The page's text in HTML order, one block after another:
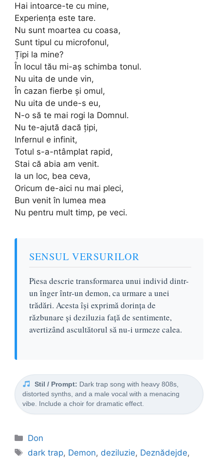
Hai intoarce-te cu mine,
Experiența este tare.
Nu sunt moartea cu coasa,
Sunt tipul cu microfonul,
Țipi la mine?
În locul tău mi-aș schimba tonul.
Nu uita de unde vin,
În cazan fierbe și omul,
Nu uita de unde-s eu,
N-o să te mai rogi la Domnul.
Nu te-ajută dacă țipi,
Infernul e infinit,
Totul s-a-ntâmplat rapid,
Stai că abia am venit.
Ia un loc, bea ceva,
Oricum de-aici nu mai pleci,
Bun venit în lumea mea
Nu pentru mult timp, pe veci.
SENSUL VERSURILOR
Piesa descrie transformarea unui individ dintr-
un înger într-un demon, ca urmare a unei
trădări. Acesta își exprimă dorința de
răzbunare și deziluzia față de sentimente,
avertizând ascultătorul să nu-i urmeze calea.
Stil / Prompt: Dark trap song with heavy 808s,
distorted synths, and a male vocal with a menacing
vibe. Include a choir for dramatic effect.
Categorii
Don
Etichete
dark trap, Demon, deziluzie, Deznădejde,